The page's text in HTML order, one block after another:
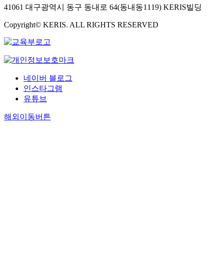
41061 대구광역시 동구 동내로 64(동내동1119) KERIS빌딩
Copyright© KERIS. ALL RIGHTS RESERVED
네이버 블로그
인스타그램
유튜브
해외이동버튼